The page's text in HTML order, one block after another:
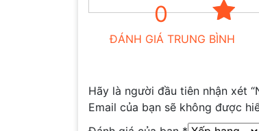
0
ĐÁNH GIÁ TRUNG BÌNH
Hãy là người đầu tiên nhận xét
Email của bạn sẽ không được